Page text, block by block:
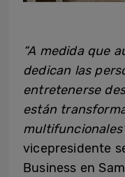
“A medida que
dedican las
entretenerse
están
vicepresidente
Business en